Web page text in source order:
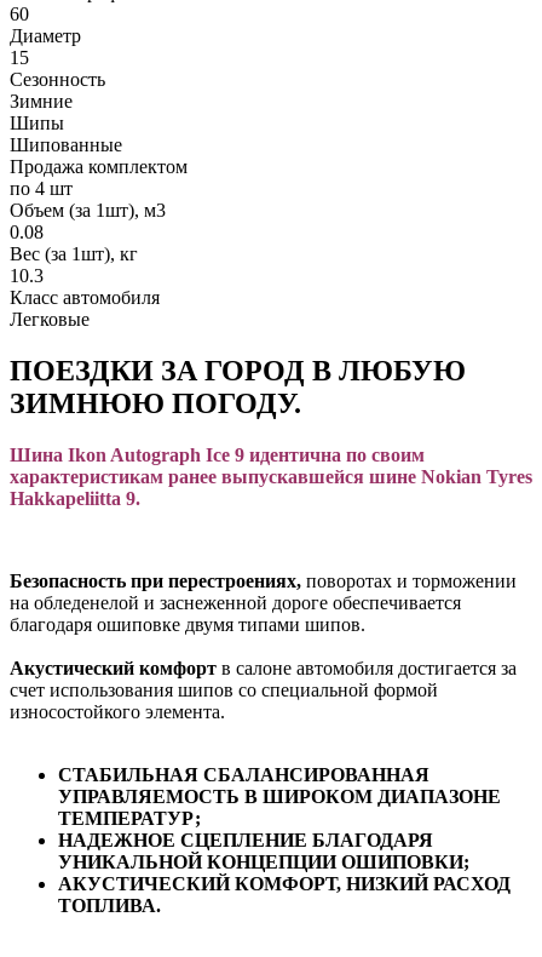
60
Диаметр
15
Сезонность
Зимние
Шипы
Шипованные
Продажа комплектом
по 4 шт
Объем (за 1шт), м3
0.08
Вес (за 1шт), кг
10.3
Класс автомобиля
Легковые
ПОЕЗДКИ ЗА ГОРОД В ЛЮБУЮ
ЗИМНЮЮ ПОГОДУ.
Шина Ikon Autograph Ice 9 идентична по своим
характеристикам ранее выпускавшейся шине Nokian Tyres
Hakkapeliitta 9.
Безопасность при перестроениях, поворотах и торможении
на обледенелой и заснеженной дороге обеспечивается
благодаря ошиповке двумя типами шипов.
Акустический комфорт в салоне автомобиля достигается за
счет использования шипов со специальной формой
износостойкого элемента.
СТАБИЛЬНАЯ СБАЛАНСИРОВАННАЯ
УПРАВЛЯЕМОСТЬ В ШИРОКОМ ДИАПАЗОНЕ
ТЕМПЕРАТУР;
НАДЕЖНОЕ СЦЕПЛЕНИЕ БЛАГОДАРЯ
УНИКАЛЬНОЙ КОНЦЕПЦИИ ОШИПОВКИ;
АКУСТИЧЕСКИЙ КОМФОРТ, НИЗКИЙ РАСХОД
ТОПЛИВА.